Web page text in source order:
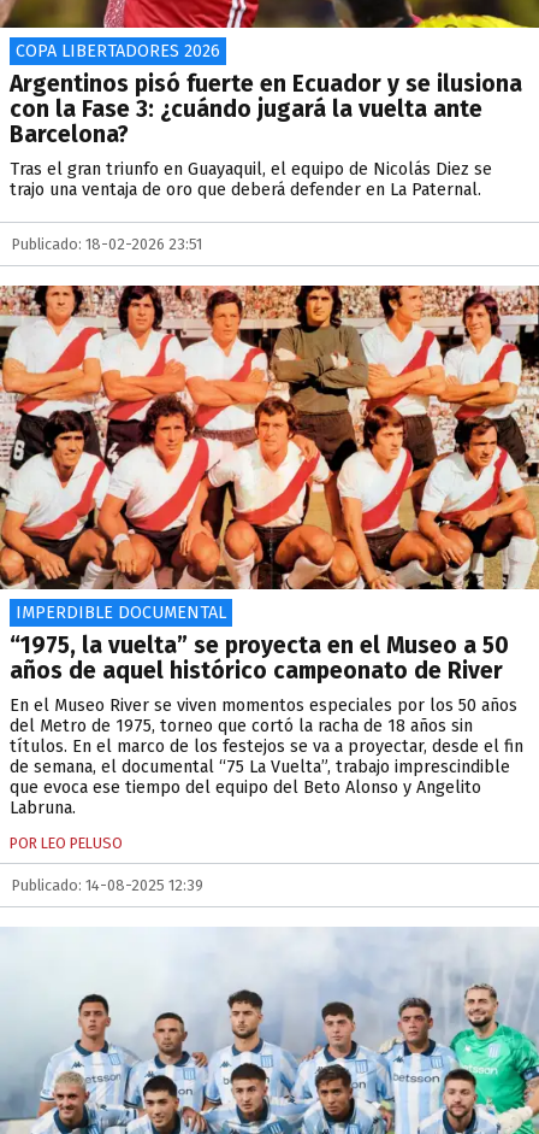
COPA LIBERTADORES 2026
Argentinos pisó fuerte en Ecuador y se ilusiona
con la Fase 3: ¿cuándo jugará la vuelta ante
Barcelona?
Tras el gran triunfo en Guayaquil, el equipo de Nicolás Diez se
trajo una ventaja de oro que deberá defender en La Paternal.
Publicado: 18-02-2026 23:51
IMPERDIBLE DOCUMENTAL
“1975, la vuelta” se proyecta en el Museo a 50
años de aquel histórico campeonato de River
En el Museo River se viven momentos especiales por los 50 años
del Metro de 1975, torneo que cortó la racha de 18 años sin
títulos. En el marco de los festejos se va a proyectar, desde el fin
de semana, el documental “75 La Vuelta”, trabajo imprescindible
que evoca ese tiempo del equipo del Beto Alonso y Angelito
Labruna.
POR LEO PELUSO
Publicado: 14-08-2025 12:39